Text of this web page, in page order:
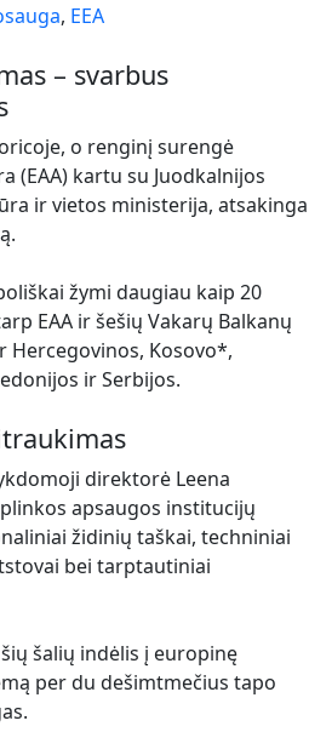
, EEA
– svarbus
o renginį surengė
(EAA) kartu su Juodkalnijos
ir vietos ministerija, atsakinga
žymi daugiau kaip 20
EAA ir šešių Vakarų Balkanų
Hercegovinos, Kosovo*,
ir Serbijos.
direktorė Leena
apsaugos institucijų
židinių taškai, techniniai
bei tarptautiniai
šalių indėlis į europinę
per du dešimtmečius tapo